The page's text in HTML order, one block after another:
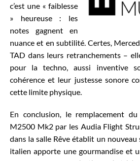
c’est une « faiblesse
» heureuse : les
notes gagnent en
nuance et en subtilité. Certes,
TAD dans leurs retranchements –
pour la techno, aussi inventive
cohérence et leur justesse sonore
cette limite physique.
En conclusion, le remplacement
M2500 Mk2 par les Audia Flight
dans la salle Rêve établit un nouveau
italien apporte une gourmandise et